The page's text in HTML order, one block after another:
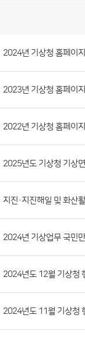
공
개
정
보
목
록
류,
첨
부
일,
조
회
2024년 기상청 홈페이
2023년 기상청 홈페이
2022년 기상청 홈페이
2025년도 기상청 기상
지진·지진해일 및 화산
2024년 기상업무 국민
2024년도 12월 기상청
2024년도 11월 기상청